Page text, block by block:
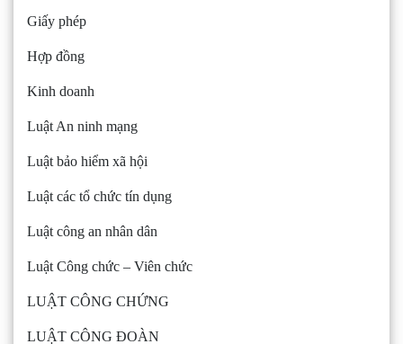
Giấy phép
Hợp đồng
Kinh doanh
Luật An ninh mạng
Luật bảo hiểm xã hội
Luật các tổ chức tín dụng
Luật công an nhân dân
Luật Công chức – Viên chức
LUẬT CÔNG CHỨNG
LUẬT CÔNG ĐOÀN